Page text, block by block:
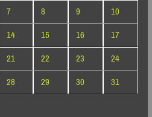
7 8 9
10
14 15 16
17
21 22 23
24
28 29 30
31